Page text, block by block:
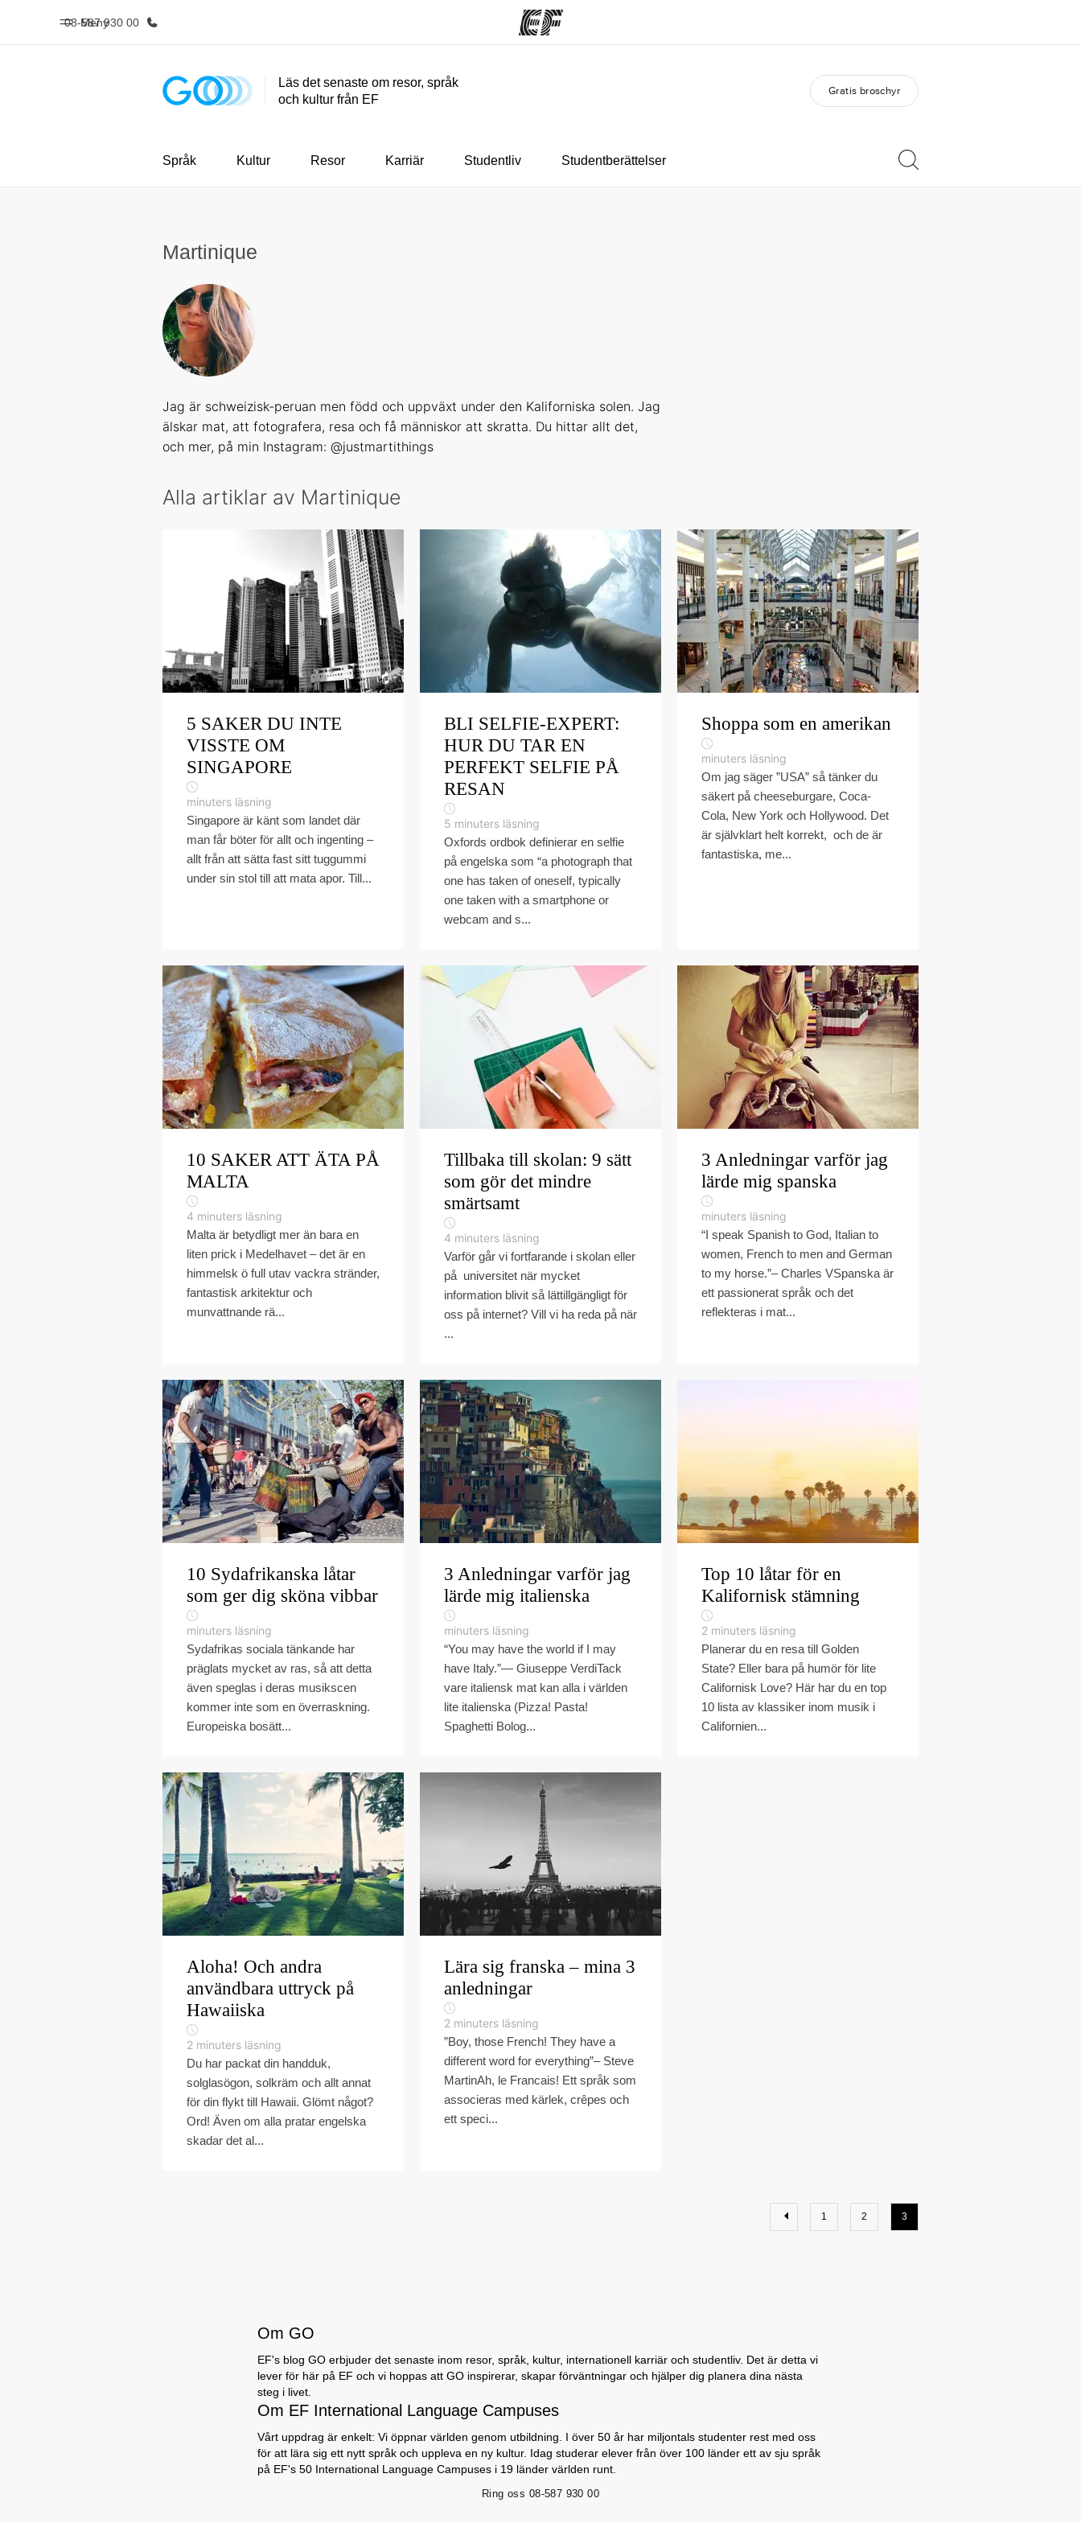
Meny
08-587 930 00
Hem Program Karriär
Läs det senaste om resor, språk
och kultur från EF
Gratis broschyr
Språk Kultur Resor Karriär Studentliv Studentberättelser
Martinique
Jag är schweizisk-peruan men född och uppväxt under den Kaliforniska solen. Jag
älskar mat, att fotografera, resa och få människor att skratta. Du hittar allt det,
och mer, på min Instagram: @justmartithings
Alla artiklar av Martinique
5 SAKER DU INTE
VISSTE OM
SINGAPORE
minuters läsning
Singapore är känt som landet där
man får böter för allt och ingenting –
allt från att sätta fast sitt tuggummi
under sin stol till att mata apor. Till...
BLI SELFIE-EXPERT:
HUR DU TAR EN
PERFEKT SELFIE PÅ
RESAN
5 minuters läsning
Oxfords ordbok definierar en selfie
på engelska som “a photograph that
one has taken of oneself, typically
one taken with a smartphone or
webcam and s...
Shoppa som en amerikan
minuters läsning
Om jag säger ”USA” så tänker du
säkert på cheeseburgare, Coca-
Cola, New York och Hollywood. Det
är självklart helt korrekt, och de är
fantastiska, me...
10 SAKER ATT ÄTA PÅ
MALTA
4 minuters läsning
Malta är betydligt mer än bara en
liten prick i Medelhavet – det är en
himmelsk ö full utav vackra stränder,
fantastisk arkitektur och
munvattnande rä...
Tillbaka till skolan: 9 sätt
som gör det mindre
smärtsamt
4 minuters läsning
Varför går vi fortfarande i skolan eller
på universitet när mycket
information blivit så lättillgängligt för
oss på internet? Vill vi ha reda på när
...
3 Anledningar varför jag
lärde mig spanska
minuters läsning
“I speak Spanish to God, Italian to
women, French to men and German
to my horse.”– Charles VSpanska är
ett passionerat språk och det
reflekteras i mat...
10 Sydafrikanska låtar
som ger dig sköna vibbar
minuters läsning
Sydafrikas sociala tänkande har
präglats mycket av ras, så att detta
även speglas i deras musikscen
kommer inte som en överraskning.
Europeiska bosätt...
3 Anledningar varför jag
lärde mig italienska
minuters läsning
“You may have the world if I may
have Italy.”― Giuseppe VerdiTack
vare italiensk mat kan alla i världen
lite italienska (Pizza! Pasta!
Spaghetti Bolog...
Top 10 låtar för en
Kalifornisk stämning
2 minuters läsning
Planerar du en resa till Golden
State? Eller bara på humör för lite
Californisk Love? Här har du en top
10 lista av klassiker inom musik i
Californien...
Aloha! Och andra
användbara uttryck på
Hawaiiska
2 minuters läsning
Du har packat din handduk,
solglasögon, solkräm och allt annat
för din flykt till Hawaii. Glömt något?
Ord! Även om alla pratar engelska
skadar det al...
Lära sig franska – mina 3
anledningar
2 minuters läsning
”Boy, those French! They have a
different word for everything”– Steve
MartinAh, le Francais! Ett språk som
associeras med kärlek, crêpes och
ett speci...
1 2 3
Om GO
EF's blog GO erbjuder det senaste inom resor, språk, kultur, internationell karriär och studentliv. Det är detta vi
lever för här på EF och vi hoppas att GO inspirerar, skapar förväntningar och hjälper dig planera dina nästa
steg i livet.
Om EF International Language Campuses
Vårt uppdrag är enkelt: Vi öppnar världen genom utbildning. I över 50 år har miljontals studenter rest med oss
för att lära sig ett nytt språk och uppleva en ny kultur. Idag studerar elever från över 100 länder ett av sju språk
på EF's 50 International Language Campuses i 19 länder världen runt.
Ring oss 08-587 930 00